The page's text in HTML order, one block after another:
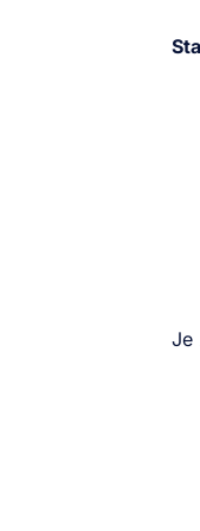
Je